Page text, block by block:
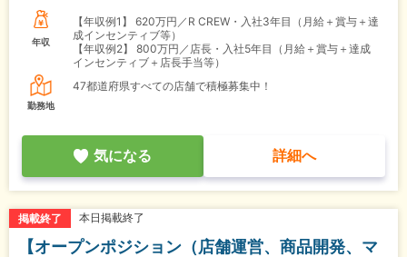
年収
【年収例1】
620万円／R CREW・入社3年目（月給＋賞与＋達
成インセンティブ等）
【年収例2】
800万円／店長・入社5年目（月給＋賞与＋達成
インセンティブ＋店長手当等）
勤務地
47都道府県すべての店舗で積極募集中！
気になる 詳細へ
掲載終了 本日掲載終了
【オープンポジション（店舗運営、商品開発、マ